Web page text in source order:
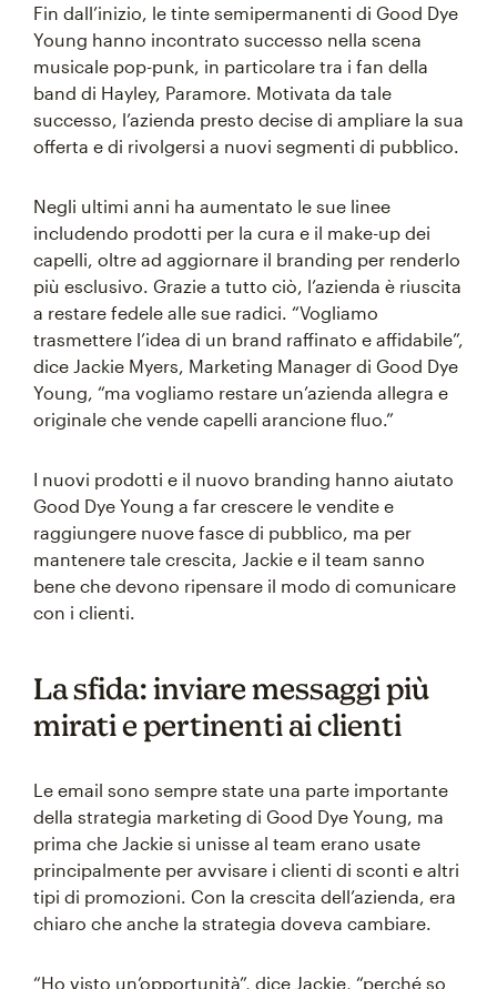
Fin dall’inizio, le tinte semipermanenti di Good Dye
Young hanno incontrato successo nella scena
musicale pop-punk, in particolare tra i fan della
band di Hayley, Paramore. Motivata da tale
successo, l’azienda presto decise di ampliare la sua
offerta e di rivolgersi a nuovi segmenti di pubblico.
Negli ultimi anni ha aumentato le sue linee
includendo prodotti per la cura e il make-up dei
capelli, oltre ad aggiornare il branding per renderlo
più esclusivo. Grazie a tutto ciò, l’azienda è riuscita
a restare fedele alle sue radici. “Vogliamo
trasmettere l’idea di un brand raffinato e affidabile”,
dice Jackie Myers, Marketing Manager di Good Dye
Young, “ma vogliamo restare un’azienda allegra e
originale che vende capelli arancione fluo.”
I nuovi prodotti e il nuovo branding hanno aiutato
Good Dye Young a far crescere le vendite e
raggiungere nuove fasce di pubblico, ma per
mantenere tale crescita, Jackie e il team sanno
bene che devono ripensare il modo di comunicare
con i clienti.
La sfida: inviare messaggi più
mirati e pertinenti ai clienti
Le email sono sempre state una parte importante
della strategia marketing di Good Dye Young, ma
prima che Jackie si unisse al team erano usate
principalmente per avvisare i clienti di sconti e altri
tipi di promozioni. Con la crescita dell’azienda, era
chiaro che anche la strategia doveva cambiare.
“Ho visto un’opportunità”, dice Jackie, “perché so